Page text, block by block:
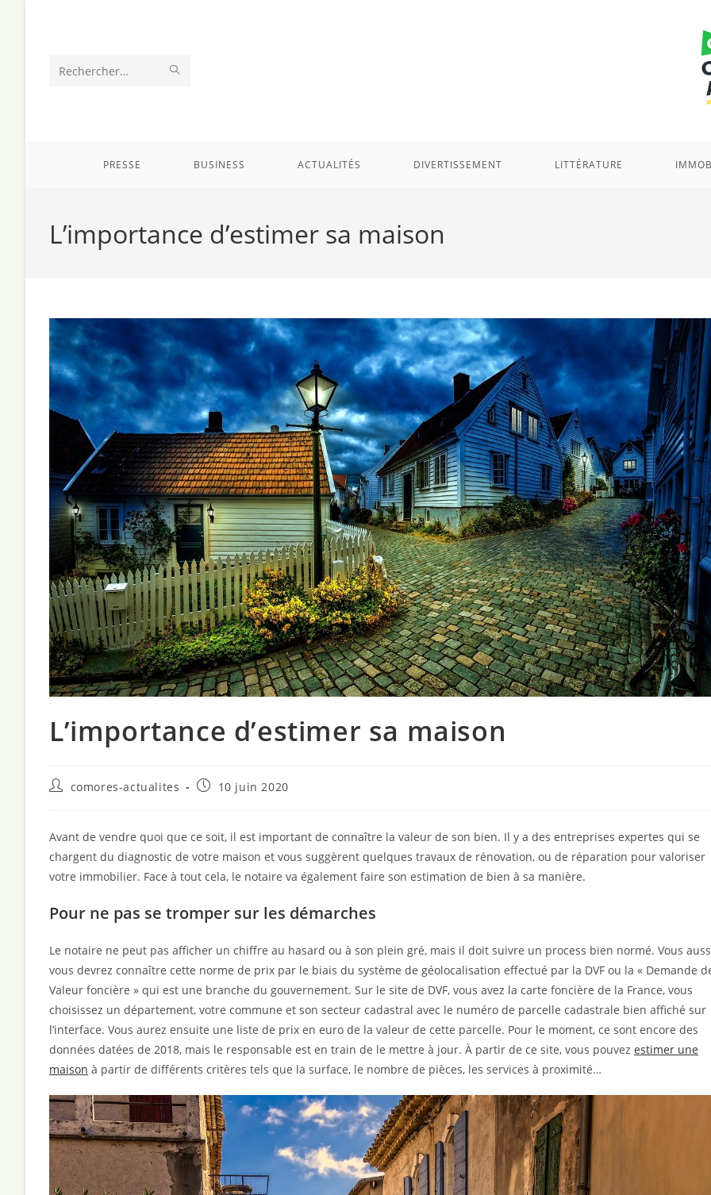
Rechercher
PRESSE BUSINESS ACTUALITÉS DIVERTISSEMENT LITTÉRATURE
L’importance d’estimer sa maison
L’importance d’estimer sa maison
Auteur/autrice
publication :
comores-actualites
Publication
10 juin 2020
Avant de vendre quoi que ce soit, il est important de connaître la valeur de son bien. Il y a des entreprises expertes qui se
chargent du diagnostic de votre maison et vous suggèrent quelques travaux de rénovation, ou de réparation pour valoriser
votre immobilier. Face à tout cela, le notaire va également faire son estimation de bien à sa manière.
Pour ne pas se tromper sur les démarches
Le notaire ne peut pas afficher un chiffre au hasard ou à son plein gré, mais il doit suivre un process bien normé. Vous
vous devrez connaître cette norme de prix par le biais du système de géolocalisation effectué par la DVF ou la « Demande
Valeur foncière » qui est une branche du gouvernement. Sur le site de DVF, vous avez la carte foncière de la France, vous
choisissez un département, votre commune et son secteur cadastral avec le numéro de parcelle cadastrale bien affiché sur
l’interface. Vous aurez ensuite une liste de prix en euro de la valeur de cette parcelle. Pour le moment, ce sont encore des
données datées de 2018, mais le responsable est en train de le mettre à jour. À partir de ce site, vous pouvez estimer une
maison à partir de différents critères tels que la surface, le nombre de pièces, les services à proximité…